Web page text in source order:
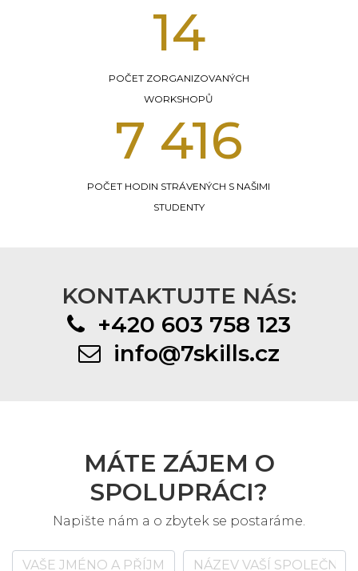
21
POČET ZORGANIZOVANÝCH
WORKSHOPŮ
14 582
POČET HODIN STRÁVENÝCH S NAŠIMI
STUDENTY
KONTAKTUJTE NÁS:
+420 603 758 123
info@7skills.cz
MÁTE ZÁJEM O
SPOLUPRÁCI?
Napište nám a o zbytek se postaráme.